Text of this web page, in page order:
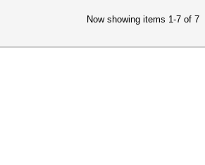
Now showing items 1-7 of 7